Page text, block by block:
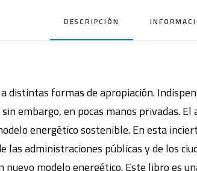
DESCRIPCIÓN
distintas formas de apropiación.
embargo, en pocas manos privadas.
energético sostenible. En esta
las administraciones públicas y de los
modelo energético. Este libro es